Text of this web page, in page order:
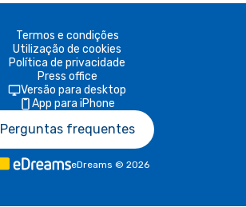
Termos e condições
Utilização de cookies
Política de privacidade
Press office
Versão para desktop
App para iPhone
Perguntas frequentes
eDreams © 2026